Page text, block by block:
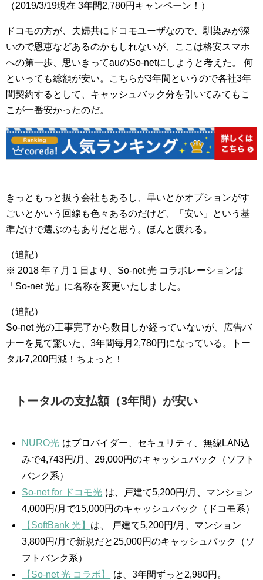
（2019/3/19現在 3年間2,780円キャンペーン！）
ドコモの方が、夫婦共にドコモユーザなので、馴染みが深
いので恩恵などあるのかもしれないが、ここは格安スマホ
への第一歩、思いきってauのSo-netにしようと考えた。 何
といっても総額が安い。こちらが3年間というので各社3年
間契約するとして、キャッシュバック分を引いてみてもこ
こが一番安かったのだ。
きっともっと扱う会社もあるし、早いとかオプションがす
ごいとかいう回線も色々あるのだけど、「安い」という基
準だけで選ぶのもありだと思う。ほんと疲れる。
（追記）
※ 2018 年 7 月 1 日より、So-net 光 コラボレーションは
「So-net 光」に名称を変更いたしました。
（追記）
So-net 光の工事完了から数日しか経っていないが、広告バ
ナーを見て驚いた、3年間毎月2,780円になっている。トー
タル7,200円減！ちょっと！
トータルの支払額（3年間）が安い
NURO光 はプロバイダー、セキュリティ、無線LAN込
みで4,743円/月、29,000円のキャッシュバック（ソフト
バンク系）
So-net for ドコモ光 は、戸建て5,200円/月、マンション
4,000円/月で15,000円のキャッシュバック（ドコモ系）
【SoftBank 光】 は、
戸建て5,200円/月、マンション
3,800円/月で新規だと25,000円のキャッシュバック（ソ
フトバンク系）
【So-net 光 コラボ】
は、3年間ずっと2,980円。